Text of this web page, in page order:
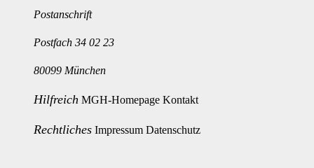
Postanschrift
Postfach 34 02 23
80099 München
Hilfreich MGH-Homepage Kontakt
Rechtliches Impressum Datenschutz